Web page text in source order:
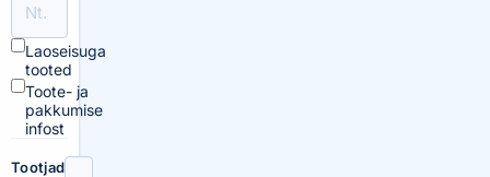
Laoseisuga
tooted
Toote- ja
pakkumise
infost
Tootjad